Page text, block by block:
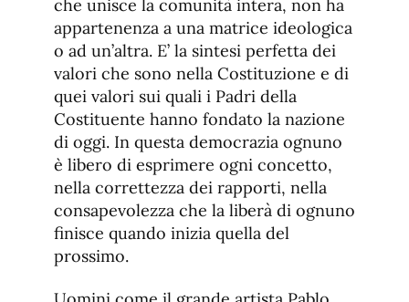
che unisce la comunità intera, non ha
appartenenza a una matrice ideologica
o ad un’altra. E’ la sintesi perfetta dei
valori che sono nella Costituzione e di
quei valori sui quali i Padri della
Costituente hanno fondato la nazione
di oggi. In questa democrazia ognuno
è libero di esprimere ogni concetto,
nella correttezza dei rapporti, nella
consapevolezza che la liberà di ognuno
finisce quando inizia quella del
prossimo.